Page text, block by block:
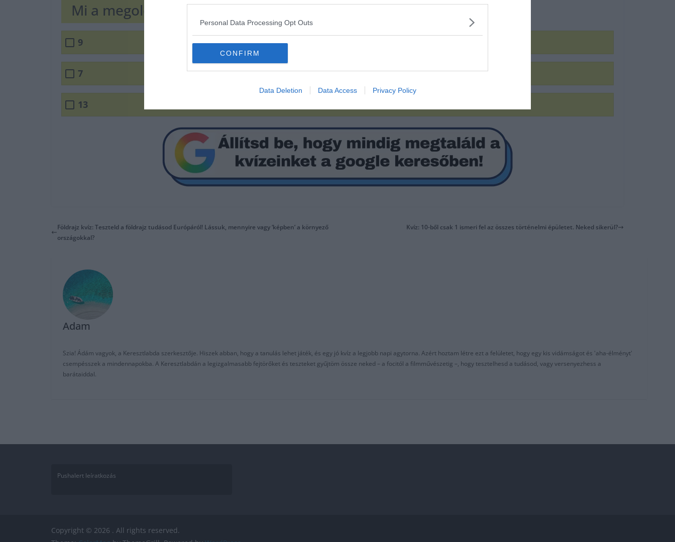
Personal Data Processing Opt Outs
CONFIRM
Data Deletion Data Access Privacy Policy
Mi a megoldás?
9
7
13
Földrajz kvíz: Teszteld a földrajz tudásod Európáról! Lássuk, mennyire vagy ‘képben’ a környező
országokkal?
Kvíz: 10-ből csak 1 ismeri fel az összes történelmi épületet. Neked sikerül?
Adam
Szia! Ádám vagyok, a Keresztlabda szerkesztője. Hiszek abban, hogy a tanulás lehet játék, és egy jó kvíz a legjobb napi agytorna. Azért hoztam létre ezt a felületet, hogy egy kis vidámságot és 'aha-élményt'
csempésszek a mindennapokba. A Keresztlabdán a legizgalmasabb fejtörőket és teszteket gyűjtöm össze neked – a focitól a filmművészetig –, hogy tesztelhesd a tudásod, vagy versenyezhess a
barátaiddal.
Pushalert leíratkozás
Copyright © 2026 . All rights reserved.